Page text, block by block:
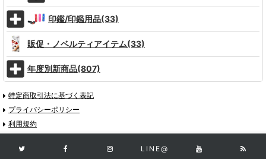
印鑑/印鑑用品(33)
販促・ノベルティアイテム(33)
年度別新商品(807)
特定商取引法に基づく表記
プライバシーポリシー
利用規約
LINE@